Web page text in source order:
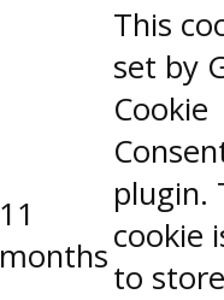
11
months
This
set by
Cookie
plugin.
cookie
to